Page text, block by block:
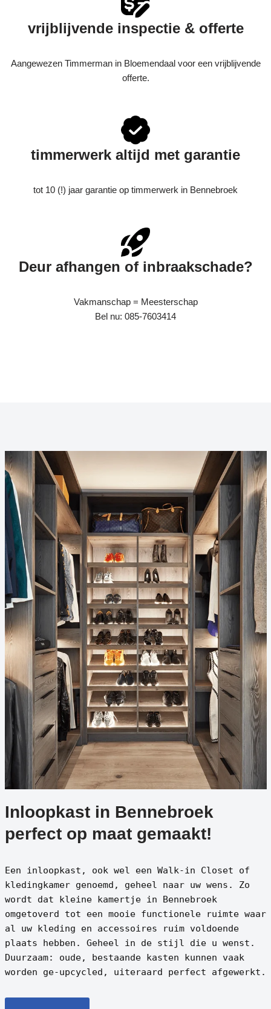
vrijblijvende inspectie & offerte
Aangewezen Timmerman in Bloemendaal voor een vrijblijvende
offerte.
timmerwerk altijd met garantie
tot 10 (!) jaar garantie op timmerwerk in Bennebroek
Deur afhangen of inbraakschade?
Vakmanschap = Meesterschap
Bel nu: 085-7603414
Inloopkast in Bennebroek
perfect op maat gemaakt!
Een inloopkast, ook wel een Walk-in Closet of
kledingkamer genoemd, geheel naar uw wens. Zo
wordt dat kleine kamertje in Bennebroek
omgetoverd tot een mooie functionele ruimte waar
al uw kleding en accessoires ruim voldoende
plaats hebben. Geheel in de stijl die u wenst.
Duurzaam: oude, bestaande kasten kunnen vaak
worden ge-upcycled, uiteraard perfect afgewerkt.